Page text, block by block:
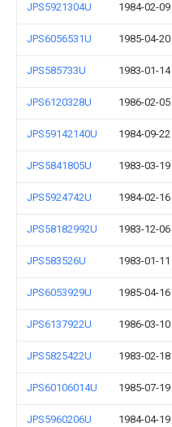
JPS5921304U 1984-02-09
JPS6056531U 1985-04-20
JPS585733U 1983-01-14
JPS6120328U 1986-02-05
JPS59142140U 1984-09-22
JPS5841805U 1983-03-19
JPS5924742U 1984-02-16
JPS58182992U 1983-12-06
JPS583526U 1983-01-11
JPS6053929U 1985-04-16
JPS6137922U 1986-03-10
JPS5825422U 1983-02-18
JPS60106014U 1985-07-19
JPS5960206U 1984-04-19